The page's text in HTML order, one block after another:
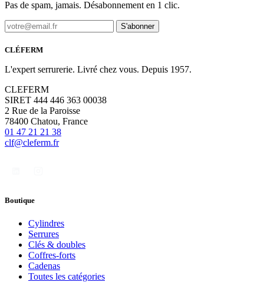
Pas de spam, jamais. Désabonnement en 1 clic.
S'abonner
CLÉFERM
L'expert serrurerie. Livré chez vous. Depuis 1957.
CLEFERM
SIRET 444 446 363 00038
2 Rue de la Paroisse
78400 Chatou, France
01 47 21 21 38
clf@cleferm.fr
Boutique
Cylindres
Serrures
Clés & doubles
Coffres-forts
Cadenas
Toutes les catégories